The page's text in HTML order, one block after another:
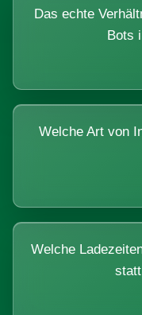
Das echte
Bots
Welche Art von
Welche